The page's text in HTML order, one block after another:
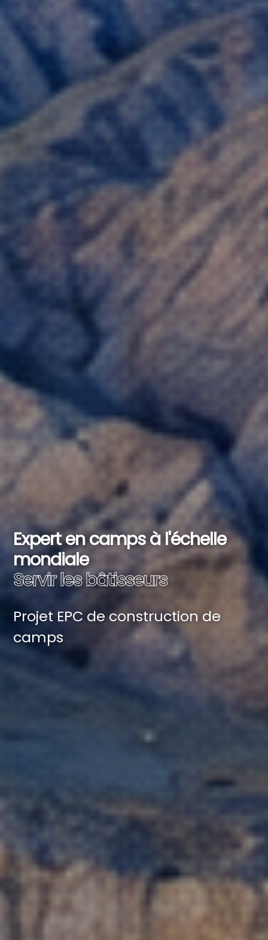
Au service des clients du
monde entier
Solution de camp clé en main
Fournisseur de services de
construction de camps à l'échelle
mondiale